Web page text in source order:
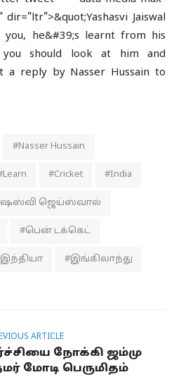
Jaiswal
you, he&#39;s learnt from his
should look at him and
a reply by Nasser Hussain to
#Nasser Hussain
#Cricket #India
ஜெய்ஸ்வால்
#பென் டக்கெட்
#இங்கிலாந்து
ARTICLE
நோக்கி ஜம்மு
மோடி பெருமிதம்